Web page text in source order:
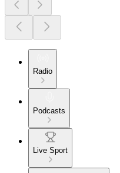
Radio
Podcasts
Live Sport